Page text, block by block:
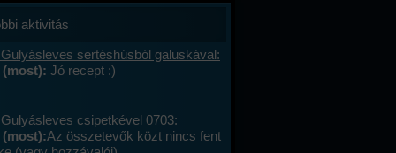
aktivitás
sertéshúsból galuskával:
Jó recept :)
csipetkével 0703:
Az összetevők közt nincs fent